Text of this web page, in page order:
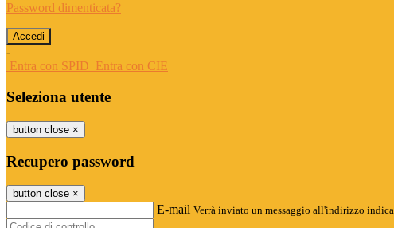
Password dimenticata?
-
Entra con SPID Entra con CIE
Seleziona utente
button close ×
Recupero password
button close ×
E-mail Verrà inviato un messaggio all'indirizzo